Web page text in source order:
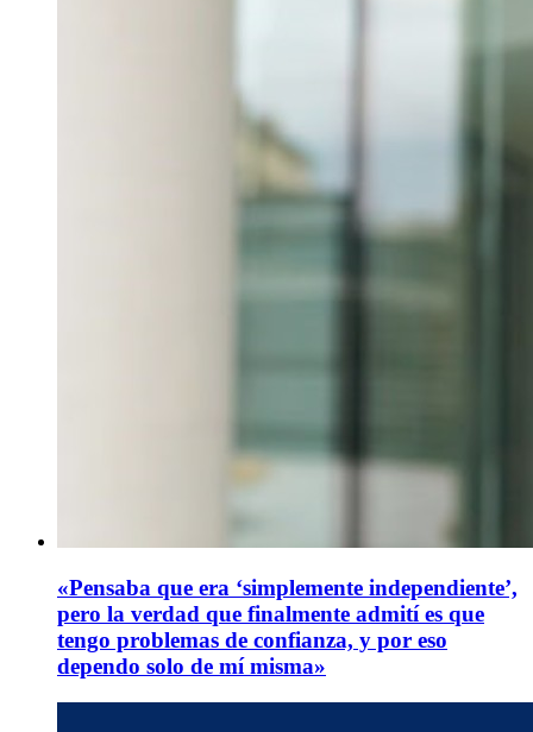
«Pensaba que era ‘simplemente independiente’,
pero la verdad que finalmente admití es que
tengo problemas de confianza, y por eso
dependo solo de mí misma»